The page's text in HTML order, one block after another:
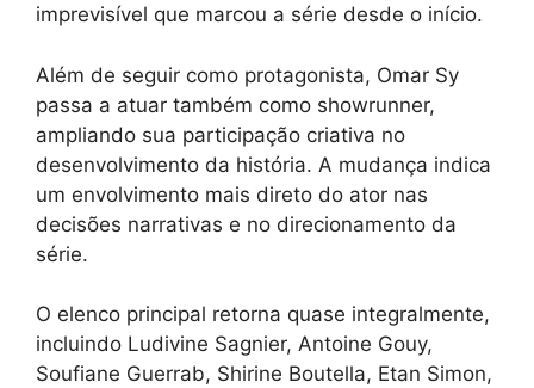
imprevisível que marcou a série desde o início.
Além de seguir como protagonista, Omar Sy
passa a atuar também como showrunner,
ampliando sua participação criativa no
desenvolvimento da história. A mudança indica
um envolvimento mais direto do ator nas
decisões narrativas e no direcionamento da
série.
O elenco principal retorna quase integralmente,
incluindo Ludivine Sagnier, Antoine Gouy,
Soufiane Guerrab, Shirine Boutella, Etan Simon,